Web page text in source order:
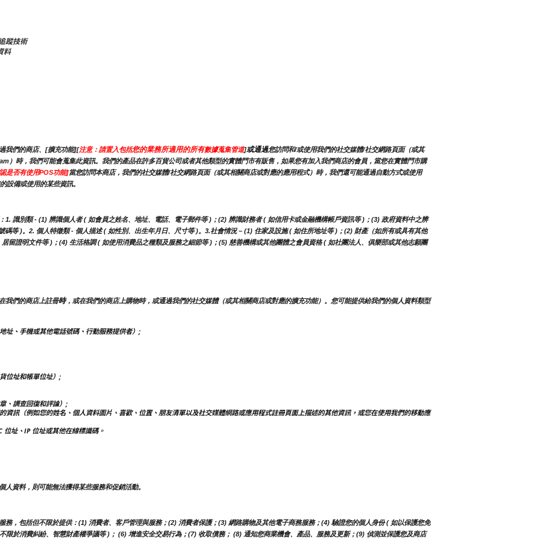
蹤技術
料
我們的商店、[擴充功能][注意：請置入包括您的業務所適用的所有數據蒐集管道]或通過您訪問和/或使用我們的社交媒體/社交網路頁面（或其
）時，我們可能會蒐集此資訊。我們的產品在許多百貨公司或者其他類型的實體門市有販售，如果您有加入我們商店的會員，當您在實體門市購
是否有使用POS功能]當您訪問本商店，我們的社交媒體/社交網路頁面（或其相關商店或對應的應用程式）時，我們還可能通過自動方式或使用
設備或使用的某些資訊。
1. 識別類 - (1) 辨識個人者 ( 如會員之姓名、地址、電話、電子郵件等 )；(2) 辨識財務者 ( 如信用卡或金融機構帳戶資訊等 )；(3) 政府資料中之辨
碼等 )。2. 個人特徵類 - 個人描述 ( 如性別、出生年月日、尺寸等 )。3.社會情況 – (1) 住家及設施 ( 如住所地址等 )；(2) 財產（如所有或具有其他
留證明文件等 )；(4) 生活格調 ( 如使用消費品之種類及服務之細節等 )；(5) 慈善機構或其他團體之會員資格 ( 如社團法人、俱樂部或其他志願團
我們的商店上註冊時，或在我們的商店上購物時，或通過我們的社交媒體（或其相關商店或對應的擴充功能）。您可能提供給我們的個人資料類型
址、手機或其他電話號碼、行動服務提供者）;
位址和帳單位址）;
、調查回復和評論）;
資訊（例如您的姓名、個人資料圖片、喜歡、位置、朋友清單以及社交媒體網路或應用程式註冊頁面上描述的其他資訊，或您在使用我們的移動應
址、IP 位址或其他在線標識碼。
資料，則可能無法獲得某些服務和促銷活動。
務，包括但不限於提供：(1) 消費者、客戶管理與服務；(2) 消費者保護；(3) 網路購物及其他電子商務服務；(4) 驗證您的個人身份 ( 如以保護您免
限於消費糾紛、智慧財產權爭議等 )； (6) 增進安全交易行為；(7) 收取債務； (8) 通知您商業機會、產品、服務及更新；(9) 偵測並保護您及商店